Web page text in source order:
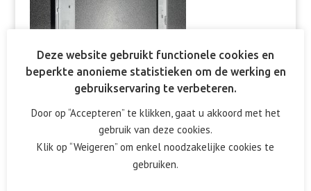
Reactie verzenden
Deze website gebruikt functionele cookies en
beperkte anonieme statistieken om de werking en
gebruikservaring te verbeteren.
Door op “Accepteren” te klikken, gaat u akkoord met het
gebruik van deze cookies.
Klik op “Weigeren” om enkel noodzakelijke cookies te
gebruiken.